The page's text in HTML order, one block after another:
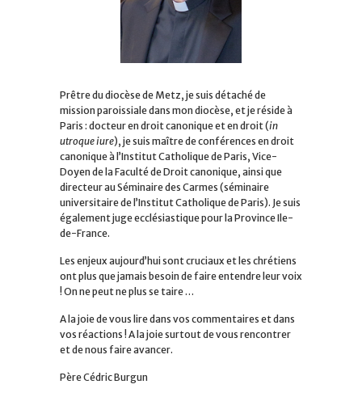
Prêtre du diocèse de Metz, je suis détaché de
mission paroissiale dans mon diocèse, et je réside à
Paris : docteur en droit canonique et en droit (in
utroque iure), je suis maître de conférences en droit
canonique à l’Institut Catholique de Paris, Vice-
Doyen de la Faculté de Droit canonique, ainsi que
directeur au Séminaire des Carmes (séminaire
universitaire de l’Institut Catholique de Paris). Je suis
également juge ecclésiastique pour la Province Ile-
de-France.
Les enjeux aujourd’hui sont cruciaux et les chrétiens
ont plus que jamais besoin de faire entendre leur voix
! On ne peut ne plus se taire …
A la joie de vous lire dans vos commentaires et dans
vos réactions ! A la joie surtout de vous rencontrer
et de nous faire avancer.
Père Cédric Burgun